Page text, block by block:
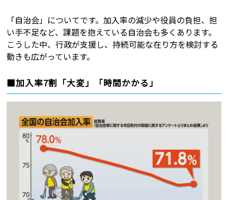
「自治会」についてです。加入率の減少や役員の負担、担
い手不足など、課題を抱えている自治会も多くあります。
こうした中、行政が支援し、持続可能な在り方を検討する
動きも広がっています。
■加入率7割「大変」「時間かかる」